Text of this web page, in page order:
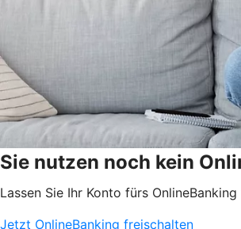
Sie nutzen noch kein
Lassen Sie Ihr Konto fürs
Jetzt OnlineBanking freischalten